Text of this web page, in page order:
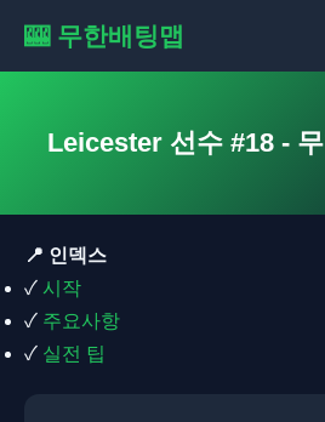
🎰 무한배팅맵
Leicester 선수 #18 -
📍 인덱스
✓ 시작
✓ 주요사항
✓ 실전 팁